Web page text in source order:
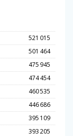
521 015
501 464
475 945
474 454
460 535
446 686
395 109
393 205